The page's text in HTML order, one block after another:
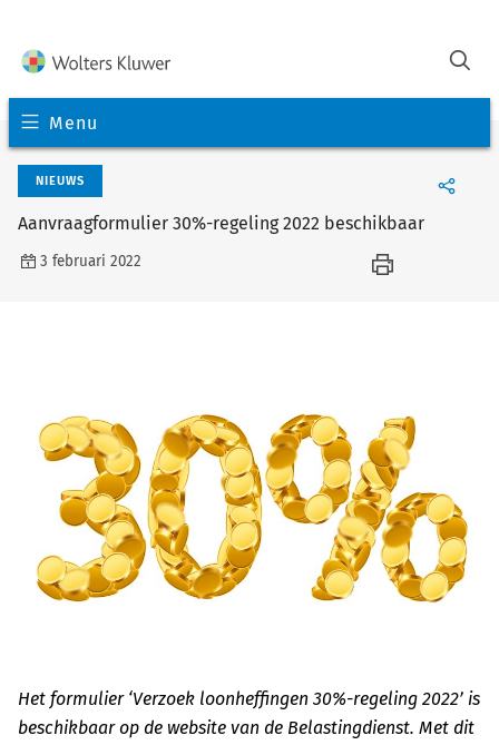
Menu
NIEUWS
Aanvraagformulier 30%-regeling 2022 beschikbaar
3 februari 2022
Het formulier ‘Verzoek loonheffingen 30%-regeling 2022’ is
beschikbaar op de website van de Belastingdienst. Met dit